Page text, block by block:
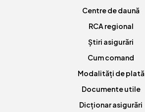
Centre de daună
RCA regional
Știri asigurări
Cum comand
Modalități de plată
Documente utile
Dicționar asigurări